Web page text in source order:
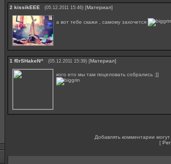
2 kissikEEE (05.12.2011 15:46) [Материал]
а вот тебе скажи , самому захочется
1 f0rSHakeN^ (05.12.2011 15:39) [Материал]
кого ето мы там поцеловать собрались ;]]
Добавлять комментарии
[